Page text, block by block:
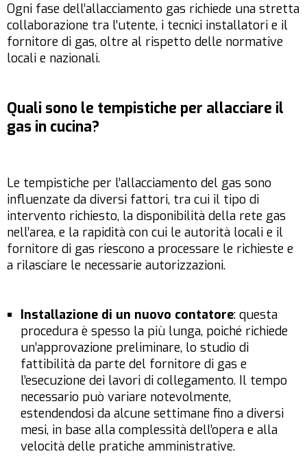
Ogni fase dell’allacciamento gas richiede una stretta
collaborazione tra l’utente, i tecnici installatori e il
fornitore di gas, oltre al rispetto delle normative
locali e nazionali.
Quali sono le tempistiche per allacciare il
gas in cucina?
Le tempistiche per l’allacciamento del gas sono
influenzate da diversi fattori, tra cui il tipo di
intervento richiesto, la disponibilità della rete gas
nell’area, e la rapidità con cui le autorità locali e il
fornitore di gas riescono a processare le richieste e
a rilasciare le necessarie autorizzazioni.
Installazione di un nuovo contatore: questa
procedura è spesso la più lunga, poiché richiede
un’approvazione preliminare, lo studio di
fattibilità da parte del fornitore di gas e
l’esecuzione dei lavori di collegamento. Il tempo
necessario può variare notevolmente,
estendendosi da alcune settimane fino a diversi
mesi, in base alla complessità dell’opera e alla
velocità delle pratiche amministrative.